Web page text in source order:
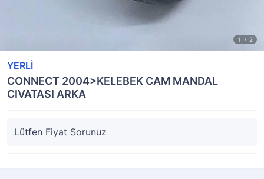
YERLİ
CONNECT 2004>KELEBEK CAM MANDAL
CIVATASI ARKA
Lütfen Fiyat Sorunuz